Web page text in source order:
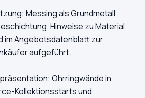
Messing als Grundmetall
Hinweise zu Material
im Angebotsdatenblatt zur
aufgeführt.
Ohrringwände in
Kollektionsstarts und